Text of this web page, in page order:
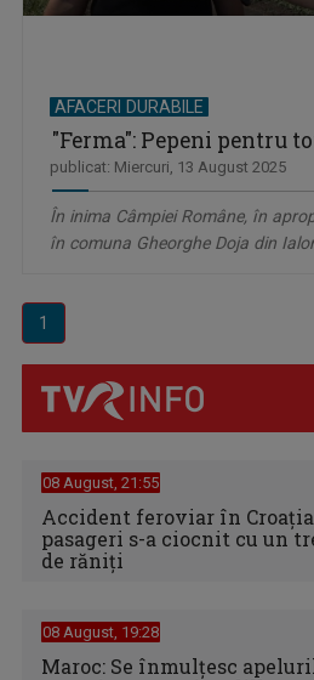
AFACERI DURABILE
"Ferma": Pepeni pentru
publicat: Miercuri, 13 August 2025
În inima Câmpiei Române, în
în comuna Gheorghe Doja din
1
08 August, 21:55
Accident feroviar în
pasageri s-a ciocnit cu un
de răniți
08 August, 19:28
Maroc: Se înmulţesc